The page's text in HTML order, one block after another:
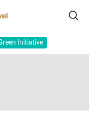
Initiative